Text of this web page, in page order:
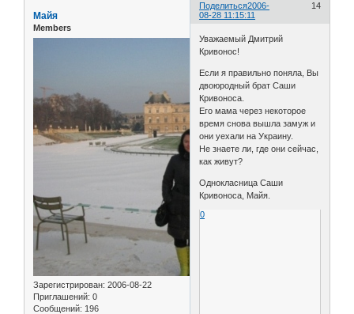
Поделиться 14
2006-
08-28 11:15:11
Майя
Members
Зарегистрирован: 2006-08-22
Приглашений: 0
Сообщений: 196
Уважаемый Дмитрий
Кривонос!
Если я правильно поняла, Вы
двоюродный брат Саши
Кривоноса.
Его мама через некоторое
время снова вышла замуж и
они уехали на Украину.
Не знаете ли, где они сейчас,
как живут?
Однокласница Саши
Кривоноса, Майя.
0